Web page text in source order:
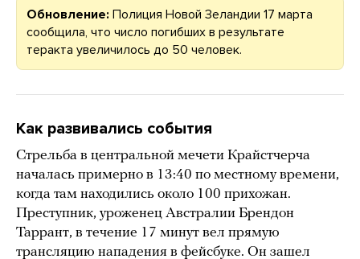
Обновление: Полиция Новой Зеландии 17 марта
сообщила, что число погибших в результате
теракта увеличилось до 50 человек.
Как развивались события
Стрельба в центральной мечети Крайстчерча
началась примерно в 13:40 по местному времени,
когда там находились около 100 прихожан.
Преступник, уроженец Австралии Брендон
Таррант, в течение 17 минут вел прямую
трансляцию нападения в фейсбуке. Он зашел